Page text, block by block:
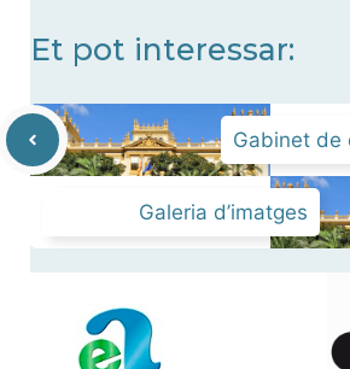
Et pot interessar:
Gabinet de
Galeria d’imatges